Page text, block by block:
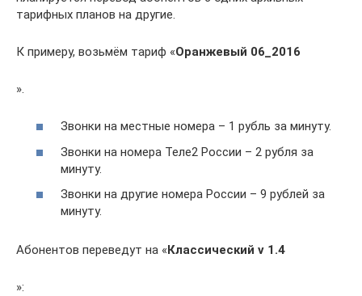
тарифных планов на другие.
К примеру, возьмём тариф «Оранжевый 06_2016
».
Звонки на местные номера – 1 рубль за минуту.
Звонки на номера Теле2 России – 2 рубля за
минуту.
Звонки на другие номера России – 9 рублей за
минуту.
Абонентов переведут на «Классический v 1.4
»: